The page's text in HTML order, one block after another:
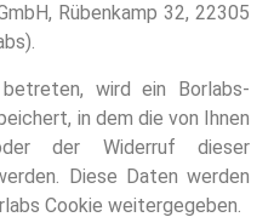
Rübenkamp 32, 22305
wird ein Borlabs-
in dem die von Ihnen
der Widerruf dieser
Diese Daten werden
Cookie weitergegeben.